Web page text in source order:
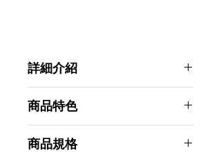
詳細介紹
商品特色
免鑽設計：簡單三步驟安裝容易
商品規格